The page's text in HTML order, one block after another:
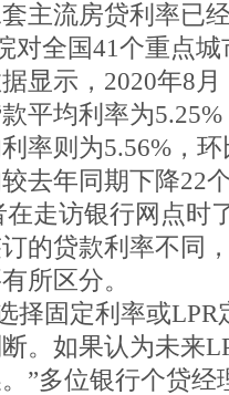
主流房贷利率已
对全国41个重点
显示，2020年8月
平均利率为
率则为5.56%，
去年同期下降22
在走访银行网点时
的贷款利率不同
所区分。
择固定利率或
。如果认为未来
”多位银行个贷经